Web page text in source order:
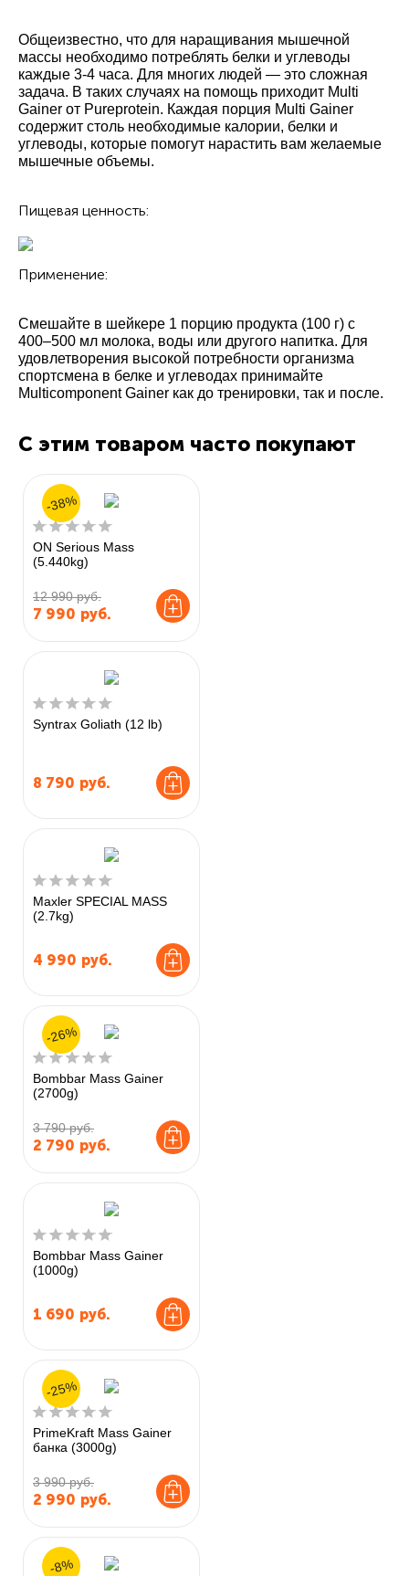
Общеизвестно, что для наращивания мышечной
массы необходимо потреблять белки и углеводы
каждые 3-4 часа. Для многих людей — это сложная
задача. В таких случаях на помощь приходит Multi
Gainer от Pureprotein. Каждая порция Multi Gainer
содержит столь необходимые калории, белки и
углеводы, которые помогут нарастить вам желаемые
мышечные объемы.
Пищевая ценность:
Применение:
Смешайте в шейкере 1 порцию продукта (100 г) с
400–500 мл молока, воды или другого напитка. Для
удовлетворения высокой потребности организма
спортсмена в белке и углеводах принимайте
Multicomponent Gainer как до тренировки, так и после.
С этим товаром часто покупают
ON Serious Mass
(5.440kg)
12 990 руб.
7 990 руб.
-38%
Syntrax Goliath (12 lb)
8 790 руб.
Maxler SPECIAL MASS
(2.7kg)
4 990 руб.
Bombbar Mass Gainer
(2700g)
3 790 руб.
2 790 руб.
-26%
Bombbar Mass Gainer
(1000g)
1 690 руб.
PrimeKraft Mass Gainer
банка (3000g)
3 990 руб.
2 990 руб.
-25%
-8%